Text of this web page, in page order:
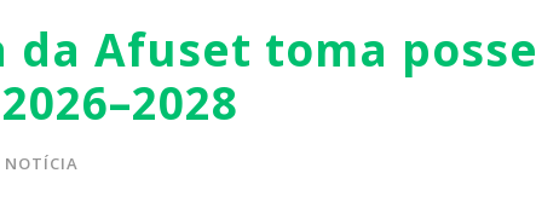
Afuset toma posse
NOTÍCIA